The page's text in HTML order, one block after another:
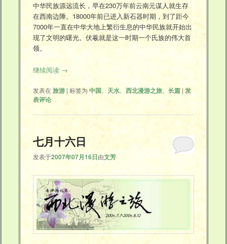
中华民族源远流长，早在230万年前云南元谋人就生存
在西南边陲。18000年前已进入新石器时期，到了距今
7000年一直在中华大地上繁衍生息的中华民族就开始出
现了文明的曙光。伏羲就是这一时期一个氏族的伟大首
领。
继续阅读 →
发表在 旅游 | 标签为 中国、 天水、 西北漫游之旅、 长篇 |发
表评论
七月十六日
发表于2007年07月16日由文芳